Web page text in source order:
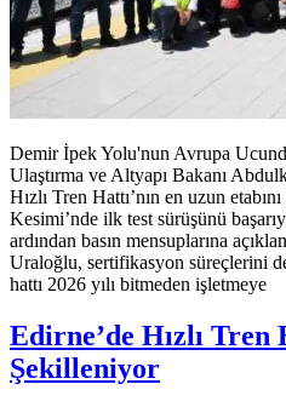
Demir İpek Yolu'nun Avrupa
Ulaştırma ve Altyapı Bakanı
Hızlı Tren Hattı’nın en uzun
Kesimi’nde ilk test sürüşünü
ardından basın mensuplarına
Uraloğlu, sertifikasyon süreçlerini
hattı 2026 yılı bitmeden işletmeye
Edirne’de Hızlı Tren
Şekilleniyor